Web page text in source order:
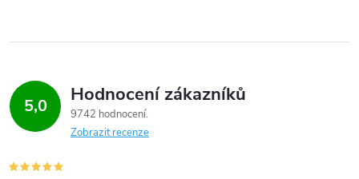
5,0 Hodnocení zákazníků
9742 hodnocení
Zobrazit recenze